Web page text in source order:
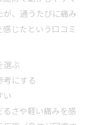
、通うたびに痛み
じたという口コミ
選ぶ
考にする
い
さや軽い痛みを感